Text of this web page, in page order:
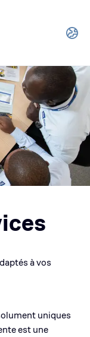
à vos
uniques
est une